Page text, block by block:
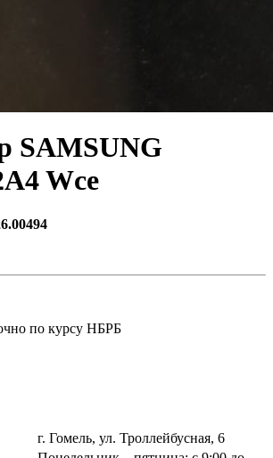
SAMSUNG
Wce
по курсу НБРБ
г. Гомель, ул. Троллейбусная, 6